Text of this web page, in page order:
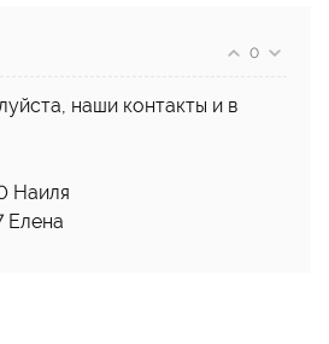
0
наши контакты и в
Наиля
Елена